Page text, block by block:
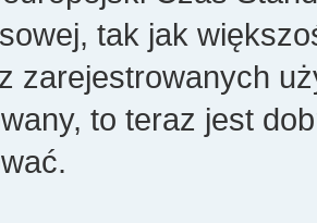
tak jak
zarejestrowanych
to teraz jest